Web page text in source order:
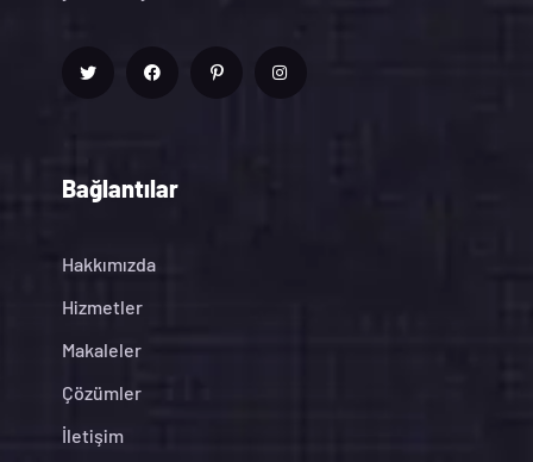
Bağlantılar
Hakkımızda
Hizmetler
Makaleler
Çözümler
İletişim